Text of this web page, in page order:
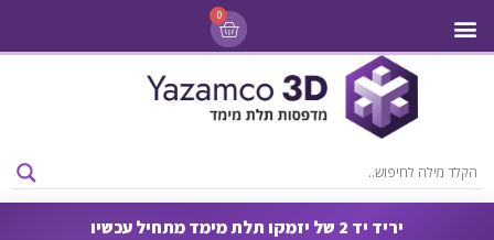
0
יריד יד 2 של יזמקו תלת מימד מתחיל עכשיו